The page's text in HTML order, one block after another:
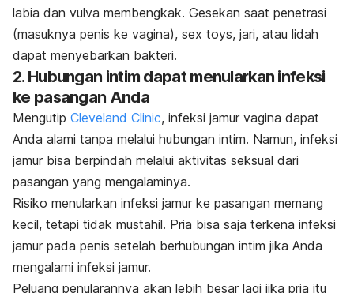
labia dan vulva membengkak. Gesekan saat penetrasi
(masuknya penis ke vagina), sex toys, jari, atau lidah
dapat menyebarkan bakteri.
2. Hubungan intim dapat menularkan infeksi
ke pasangan Anda
Mengutip Cleveland Clinic, infeksi jamur vagina dapat
Anda alami tanpa melalui hubungan intim. Namun, infeksi
jamur bisa berpindah melalui aktivitas seksual dari
pasangan yang mengalaminya.
Risiko menularkan infeksi jamur ke pasangan memang
kecil, tetapi tidak mustahil. Pria bisa saja terkena infeksi
jamur pada penis setelah berhubungan intim jika Anda
mengalami infeksi jamur.
Peluang penularannya akan lebih besar lagi jika pria itu